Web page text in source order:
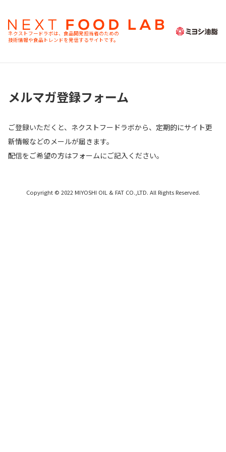
ネクストフードラボは、食品開発担当者のための
技術情報や食品トレンドを発信するサイトです。
メルマガ登録フォーム
ご登録いただくと、ネクストフードラボから、定期的にサイト更
新情報などのメールが届きます。
配信をご希望の方はフォームにご記入ください。
Copyright © 2022 MIYOSHI OIL & FAT CO.,LTD. All Rights Reserved.